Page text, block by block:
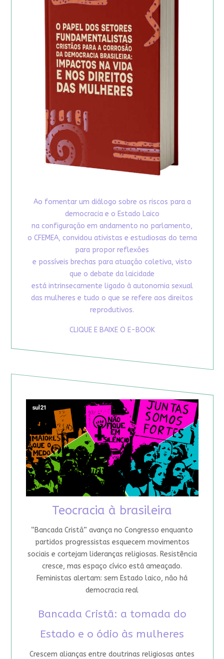
Ao fomentar um diálogo sobre os riscos para a
democracia e o Estado Laico
na configuração em andamento no parlamento,
o CFEMEA, convidou ativistas e estudiosas do tema
para propor reflexões
e possíveis brechas para atuação coletiva, visto
que o debate da laicidade
está intrinsecamente ligado à autonomia sexual
das mulheres e tudo o que se refere aos direitos
reprodutivos.
CLIQUE E BAIXE O E-BOOK
Teocracia à brasileira
“Bancada Cristã” avança no Congresso enquanto
partidos progressistas esquecem movimentos
sociais e cortejam lideranças religiosas. Resistência
cresce, mas espaço cívico está ameaçado.
Feministas alertam: sem Estado laico, não há
democracia real
Bancada Cristã: a tomada do
Estado e o ódio às mulheres
Crescem alianças entre doutrinas religiosas antes